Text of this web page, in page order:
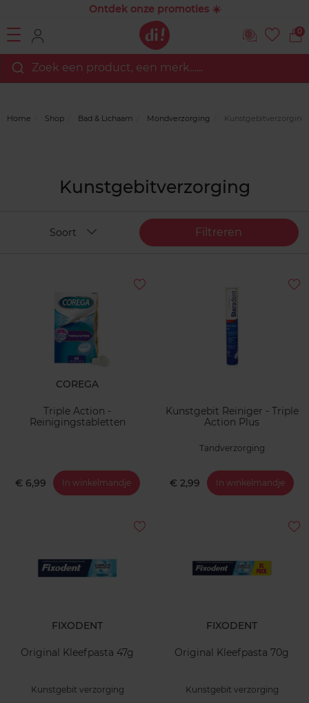
Ontdek onze promoties ☀️
0
Zoek een product, een merk…...
Home Shop Bad & Lichaam Mondverzorging Kunstgebitverzorging
Kunstgebitverzorging
Filtreren
Soort
COREGA
Triple Action -
Reinigingstabletten
€ 6,99 In winkelmandje
Kunstgebit Reiniger - Triple
Action Plus
Tandverzorging
€ 2,99 In winkelmandje
FIXODENT
Original Kleefpasta 47g
Kunstgebit verzorging
FIXODENT
Original Kleefpasta 70g
Kunstgebit verzorging